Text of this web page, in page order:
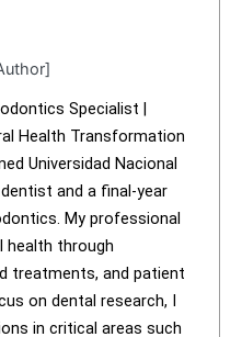
Specialist |
Health Transformation
Universidad Nacional
and a final-year
My professional
through
treatments, and patient
on dental research, I
in critical areas such